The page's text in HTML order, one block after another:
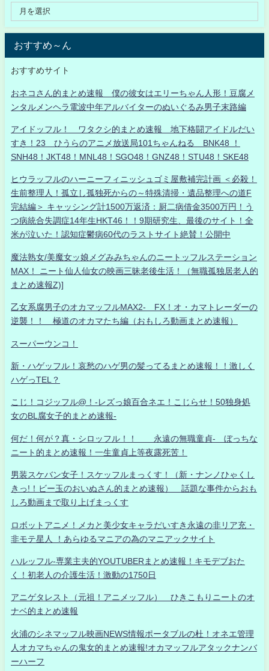
おすすめ～ん
おすすめサイト
おネコさん的まとめ速報 僕の彼女はエリーちゃん人形！豆腐メ
ンタルメンヘラ電波中年アルバイターのぬいぐるみ男子末路編
アイドッフル！ ワタクシ的まとめ速報 地下格闘アイドルだい
すき！23 ひうらのアニメ放送局101ちゃんねる BNK48 ！
SNH48！JKT48！MNL48！SGO48！GNZ48！STU48！SKE48
ヒウラッフルのハーニーフィニッシュゴミ屋敷補完計画 ＜必殺！
生前整理人！孤立し孤独死からの～特殊清掃・遺品整理への道F
完結編＞ キャッシング計1500万返済：厨二病借金3500万円！う
つ病統合失調症14年生HKT46！！9期研究生、最後のサイト！全
米が泣いた！認知症鬱病60代のラストサイト絶賛！公開中
魔法熟女/美魔女ッ娘メグみみちゃんのニートッフルステーション
MAX！ ニート仙人仙女の映画三昧老後生活！（無職孤独居老人的
まとめ速報Z)]
乙女系腐男子のオカマッフルMAX2- FX！オ・カマトレーダーの
逆襲！！ 極道のオカマたち編（おもしろ動画まとめ速報）
スーパーウンコ！
新・ハゲッフル！哀愁のハゲ男の髪ってるまとめ速報！！激しく
ハゲっTEL？
こじ！コジッフル@！-レズっ娘百合ネエ！こじらせ！50独身処
女のBL腐女子的まとめ速報-
何だ！何が？真・シロッフル！！ 永遠の無職童貞- ぼっちな
ニート的まとめ速報！一生童貞上等夜露死苦！
男装スケバン女子！スケッフルまっくす！（新・ナンノひゃくし
きっ!！ビー玉のおいぬさん的まとめ速報） 話題な事件からおも
しろ動画まで取り上げまっくす
ロボットアニメ！メカと美少女キャラだいすき永遠の非リア充・
非モテ星人 ！あらゆるマニアの為のマニアックサイト
ハルッフル-専業主夫的YOUTUBERまとめ速報！キモデブおた
く！初老人の介護生活！激動の1750日
アニゲタレスト（元祖！アニメッフル） ひきこもりニートのオ
ナベ的まとめ速報
火浦のシネマッフル映画NEWS情報ポータブルの杜！オネエ管理
人オカマちゃんの鬼女的まとめ速報!オカマッフルアタックナンバ
ーハーフ